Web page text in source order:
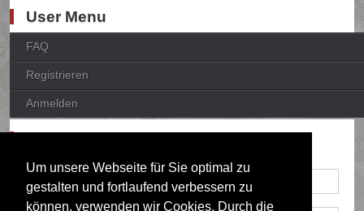
Um unsere Webseite für Sie optimal zu
gestalten und fortlaufend verbessern zu
können, verwenden wir Cookies. Durch die
User Menu
FAQ
Registrieren
Anmelden